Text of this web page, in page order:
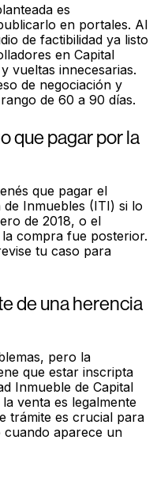
es
en portales. Al
de factibilidad ya listo
en Capital
vueltas innecesarias.
de negociación y
de 60 a 90 días.
que pagar por la
que pagar el
Inmuebles (ITI) si lo
de 2018, o el
compra fue posterior.
tu caso para
de una herencia
pero la
que estar inscripta
Inmueble de Capital
venta es legalmente
trámite es crucial para
aparece un